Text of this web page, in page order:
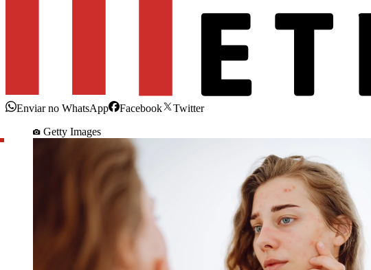
Enviar no WhatsApp Facebook
Twitter
Getty Images